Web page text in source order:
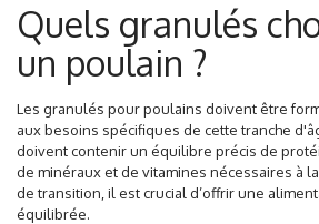
Quels granulés
un poulain ?
Les granulés pour poulains doivent être
aux besoins spécifiques de cette tranche
doivent contenir un équilibre précis de
de minéraux et de vitamines nécessaires à
de transition, il est crucial d’offrir une
équilibrée.